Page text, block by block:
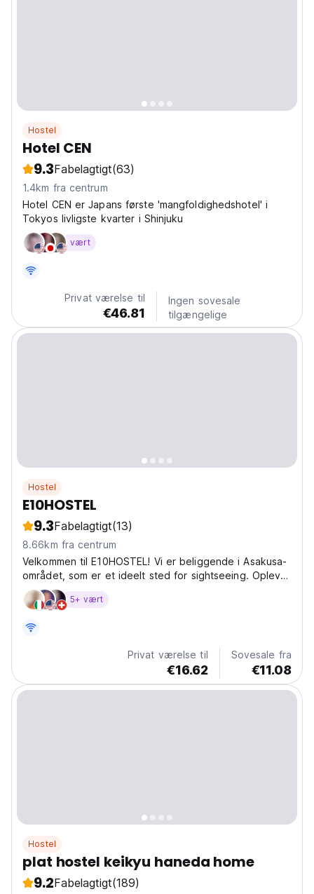
Hostel
Hotel CEN
9.3Fabelagtigt(63)
1.4km fra centrum
Hotel CEN er Japans første 'mangfoldighedshotel' i
Tokyos livligste kvarter i Shinjuku
vært
Privat værelse til
€46.81
Ingen sovesale
tilgængelige
Hostel
E10HOSTEL
9.3Fabelagtigt(13)
8.66km fra centrum
Velkommen til E10HOSTEL! Vi er beliggende i Asakusa-
området, som er et ideelt sted for sightseeing. Oplev
en charmerende side af Tokyo i Misuji og Kuramae, der
emmer af en gammeldags atmosfære! Vores hostel er
5+ vært
Privat værelse til
€16.62
Sovesale fra
€11.08
Hostel
plat hostel keikyu haneda home
9.2Fabelagtigt(189)